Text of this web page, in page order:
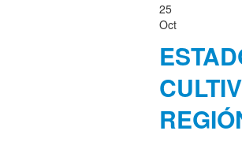
25
Oct